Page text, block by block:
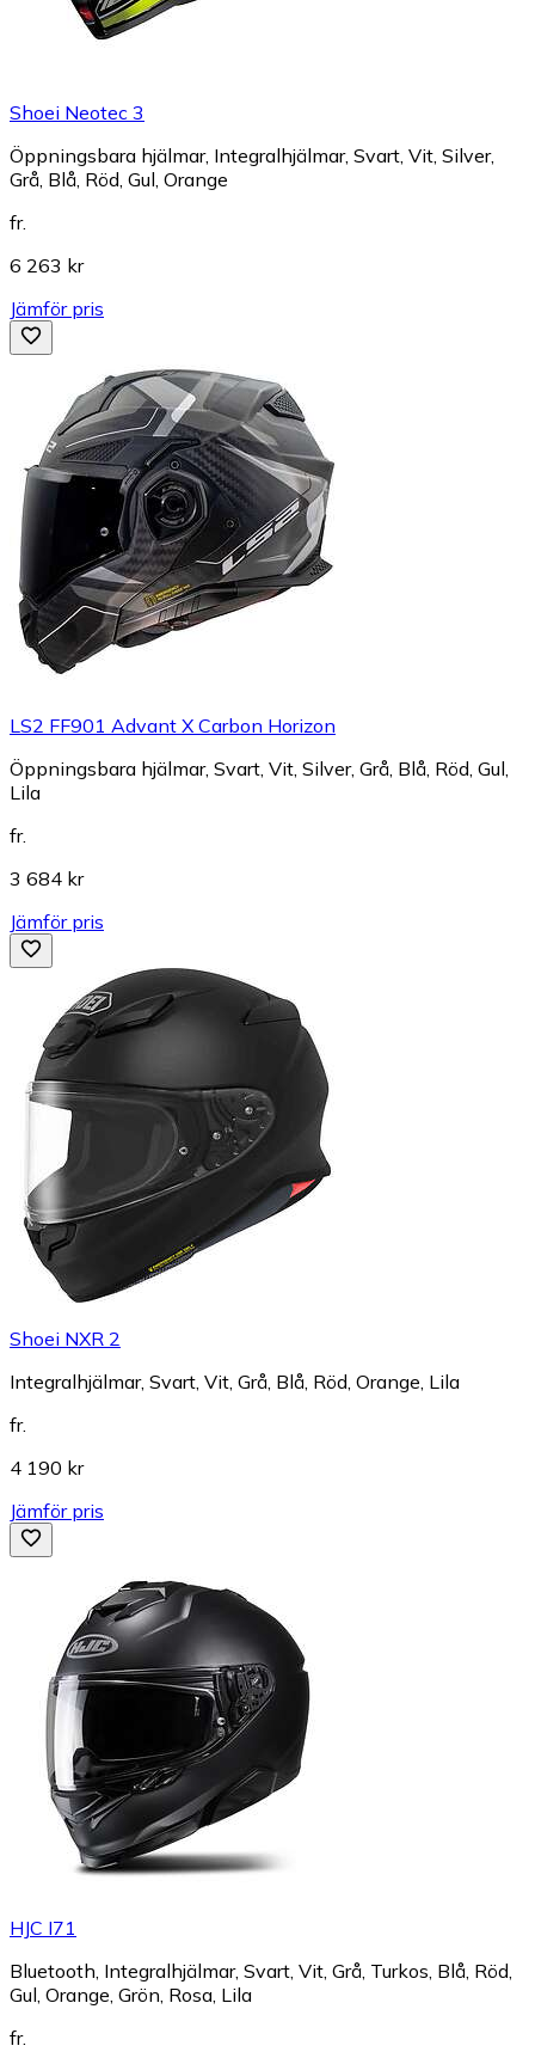
Shoei Neotec 3
Öppningsbara hjälmar, Integralhjälmar, Svart, Vit, Silver,
Grå, Blå, Röd, Gul, Orange
fr.
6 263 kr
Jämför pris
LS2 FF901 Advant X Carbon Horizon
Öppningsbara hjälmar, Svart, Vit, Silver, Grå, Blå, Röd, Gul,
Lila
fr.
3 684 kr
Jämför pris
Shoei NXR 2
Integralhjälmar, Svart, Vit, Grå, Blå, Röd, Orange, Lila
fr.
4 190 kr
Jämför pris
HJC I71
Bluetooth, Integralhjälmar, Svart, Vit, Grå, Turkos, Blå, Röd,
Gul, Orange, Grön, Rosa, Lila
fr.